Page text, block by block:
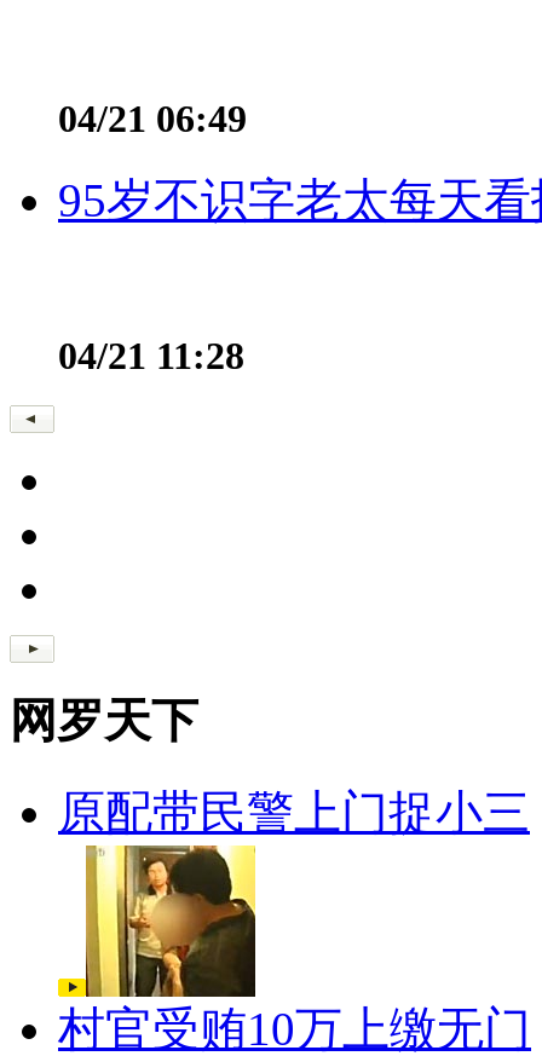
04/21 06:49
95岁不识字老太每天
04/21 11:28
网罗天下
原配带民警上门捉小三
村官受贿10万上缴无门